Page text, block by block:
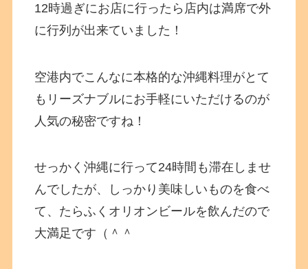
12時過ぎにお店に行ったら店内は満席で外
に行列が出来ていました！
空港内でこんなに本格的な沖縄料理がとて
もリーズナブルにお手軽にいただけるのが
人気の秘密ですね！
せっかく沖縄に行って24時間も滞在しませ
んでしたが、しっかり美味しいものを食べ
て、たらふくオリオンビールを飲んだので
大満足です（＾＾